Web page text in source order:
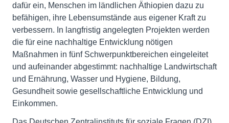
dafür ein, Menschen im ländlichen Äthiopien dazu zu
befähigen, ihre Lebensumstände aus eigener Kraft zu
verbessern. In langfristig angelegten Projekten werden
die für eine nachhaltige Entwicklung nötigen
Maßnahmen in fünf Schwerpunktbereichen eingeleitet
und aufeinander abgestimmt: nachhaltige Landwirtschaft
und Ernährung, Wasser und Hygiene, Bildung,
Gesundheit sowie gesellschaftliche Entwicklung und
Einkommen.